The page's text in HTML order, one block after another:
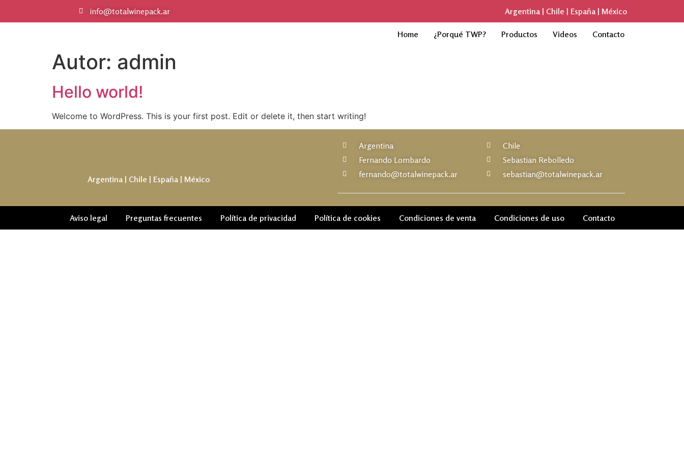
info@totalwinepack.ar Argentina | Chile | España | México
Home ¿Porqué TWP? Productos Videos Contacto
Autor: admin
Hello world!
Welcome to WordPress. This is your first post. Edit or delete it, then start writing!
Argentina | Chile | España | México
Argentina
Fernando Lombardo
fernando@totalwinepack.ar
Chile
Sebastian Rebolledo
sebastian@totalwinepack.ar
Aviso legal Preguntas frecuentes Política de privacidad Política de cookies Condiciones de venta Condiciones de uso Contacto